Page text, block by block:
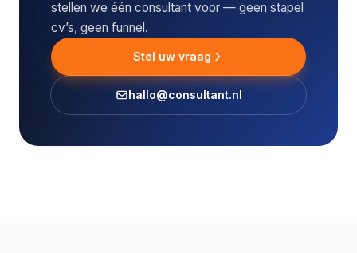
stellen we één consultant voor — geen stapel
cv’s, geen funnel.
Stel uw vraag
hallo@consultant.nl